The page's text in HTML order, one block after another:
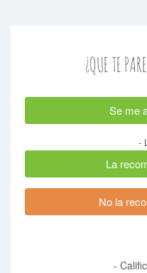
¿QUE TE
Se me
-
La
No la
-